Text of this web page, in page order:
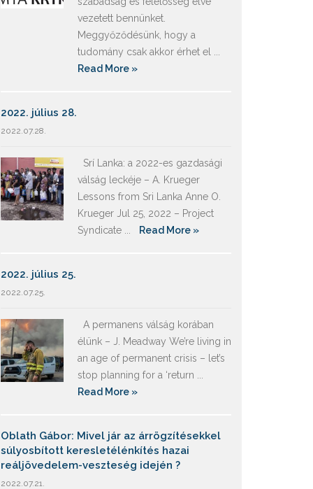
vezetett bennünket.
Meggyőződésünk, hogy a
tudomány csak akkor érhet el ...
Read More »
2022. július 28.
2022.07.28.
Srí Lanka: a 2022-es gazdasági
válság leckéje – A. Krueger
Lessons from Sri Lanka Anne O.
Krueger Jul 25, 2022 – Project
Syndicate ...
Read More »
2022. július 25.
2022.07.25.
A permanens válság korában
élünk – J. Meadway We’re living in
an age of permanent crisis – let’s
stop planning for a ‘return ...
Read More »
Oblath Gábor: Mivel jár az árrögzítésekkel
súlyosbított keresletélénkítés hazai
reáljövedelem-veszteség idején ?
2022.07.21.